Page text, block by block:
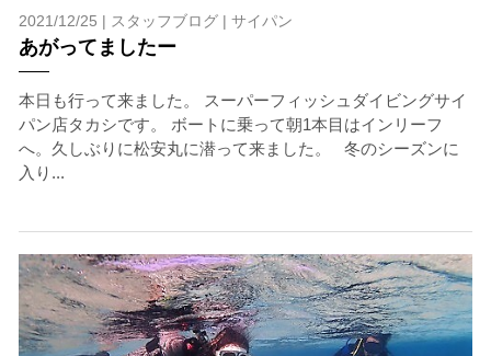
2021/12/25 | スタッフブログ| サイパン
あがってましたー
本日も行って来ました。 スーパーフィッシュダイビングサイ
パン店タカシです。 ボートに乗って朝1本目はインリーフ
へ。久しぶりに松安丸に潜って来ました。 冬のシーズンに
入り...
げてしまう場合があります。そのため、原則として緊急
時やガイドの指示がある場合を除き、クジラの近くでフ
一度でもそのような行動を取る人間を嫌がってしまう
と、その後スイムで近づくことができなくなる場合が多
いため、必ずこれらの事項をお守りください。
4.スイム遂行の可否と返金について
スイムが実施できるよう努めます。しかし、万が一海に
エントリーできなかった場合や、クジラを発見できなか
った場合でも返金はいたしませんので、あらかじめご了
承ください。
5.海況について